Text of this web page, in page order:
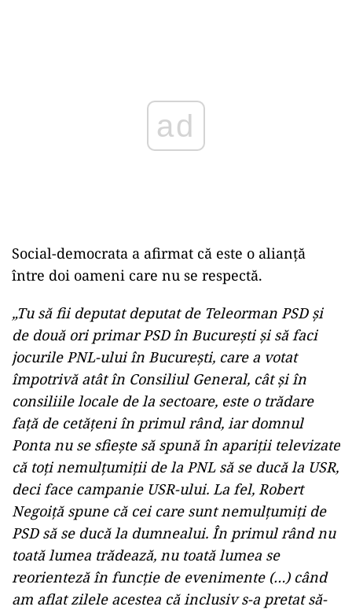
Social-democrata a afirmat că este o alianţă
între doi oameni care nu se respectă.
„Tu să fii deputat deputat de Teleorman PSD şi
de două ori primar PSD în Bucureşti şi să faci
jocurile PNL-ului în Bucureşti, care a votat
împotrivă atât în Consiliul General, cât şi în
consiliile locale de la sectoare, este o trădare
faţă de cetăţeni în primul rând, iar domnul
Ponta nu se sfieşte să spună în apariţii televizate
că toţi nemulţumiţii de la PNL să se ducă la USR,
deci face campanie USR-ului. La fel, Robert
Negoiţă spune că cei care sunt nemulţumiţi de
PSD să se ducă la dumnealui. În primul rând nu
toată lumea trădează, nu toată lumea se
reorienteză în funcţie de evenimente (…) când
am aflat zilele acestea că inclusiv s-a pretat să-